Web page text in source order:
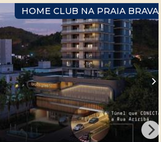
HOME CLUB NA PRAIA BRAVA